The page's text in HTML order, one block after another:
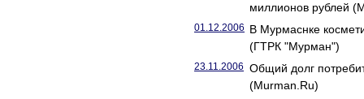
миллионов рублей
01.12.2006 В Мурмаснке
(ГТРК "Мурман")
23.11.2006 Общий долг
(Murman.Ru)